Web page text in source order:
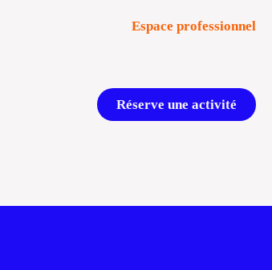
Espace professionnel
Réserve une activité